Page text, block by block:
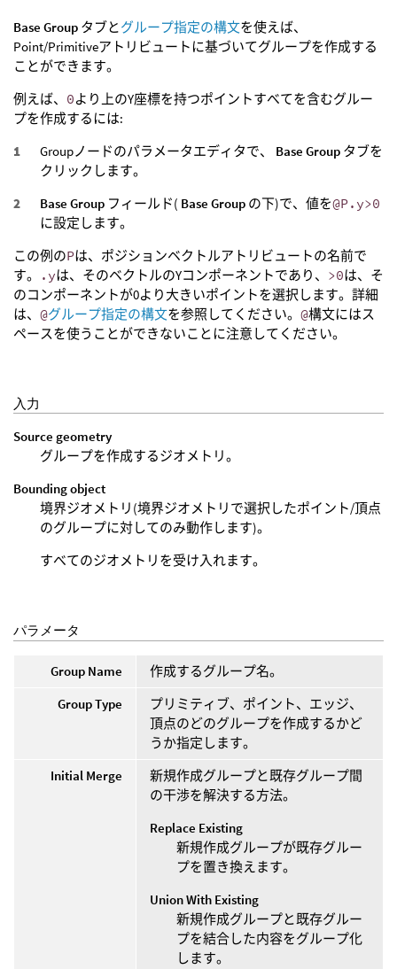
Base Group タブと グループ指定の構文を使えば、
Point/Primitiveアトリビュートに基づいてグループを作成する
ことができます。
例えば、 0より上のY座標を持つポイントすべてを含むグルー
プを作成するには:
Groupノードのパラメータエディタで、 Base Group タブを
クリックします。
Base Group フィールド( Base Group の下)で、値を@P.y>0
に設定します。
この例のPは、ポジションベクトルアトリビュートの名前で
す。
.yは、そのベクトルのYコンポーネントであり、 >0は、そ
のコンポーネントが0より大きいポイントを選択します。詳細
は、 @グループ指定の構文を参照してください。 @構文にはス
ペースを使うことができないことに注意してください。
入力
Source geometry
グループを作成するジオメトリ。
Bounding object
境界ジオメトリ(境界ジオメトリで選択したポイント/頂点
のグループに対してのみ動作します)。
すべてのジオメトリを受け入れます。
パラメータ
Group Name
作成するグループ名。
Group Type
プリミティブ、ポイント、エッジ、
頂点のどのグループを作成するかど
うか指定します。
Initial Merge
新規作成グループと既存グループ間
の干渉を解決する方法。
Replace Existing
新規作成グループが既存グルー
プを置き換えます。
Union With Existing
新規作成グループと既存グルー
プを結合した内容をグループ化
します。